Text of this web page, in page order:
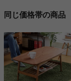
同じ価格帯の商品